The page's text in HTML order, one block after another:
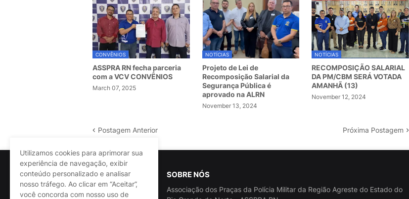
CONVÊNIOS
ASSPRA RN fecha parceria
com a VCV CONVÊNIOS
March 07, 2025
NOTÍCIAS
Projeto de Lei de
Recomposição Salarial da
Segurança Pública é
aprovado na ALRN
November 13, 2024
NOTÍCIAS
RECOMPOSIÇÃO SALARIAL
DA PM/CBM SERÁ VOTADA
AMANHÃ (13)
November 12, 2024
Postagem Anterior Próxima Postagem
SOBRE NÓS
Associação dos Praças da Polícia Militar da Região Agreste do Estado do
Utilizamos cookies para aprimorar sua
experiência de navegação, exibir
conteúdo personalizado e analisar
nosso tráfego. Ao clicar em “Aceitar”,
você concorda com nosso uso de